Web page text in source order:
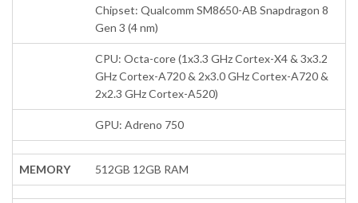
Chipset: Qualcomm SM8650-AB Snapdragon 8
Gen 3 (4 nm)
CPU: Octa-core (1x3.3 GHz Cortex-X4 & 3x3.2
GHz Cortex-A720 & 2x3.0 GHz Cortex-A720 &
2x2.3 GHz Cortex-A520)
GPU: Adreno 750
MEMORY 512GB 12GB RAM